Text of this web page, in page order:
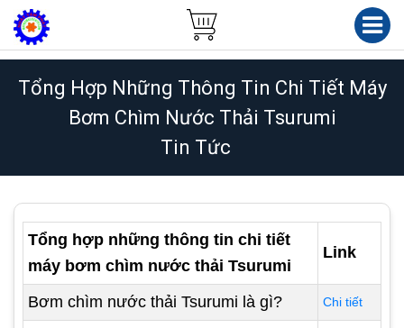
Tổng Hợp Những Thông Tin Chi Tiết Máy
Bơm Chìm Nước Thải Tsurumi
Tin Tức
Tổng hợp những thông tin chi tiết
máy bơm chìm nước thải Tsurumi
Link
Bơm chìm nước thải Tsurumi là gì? Chi tiết